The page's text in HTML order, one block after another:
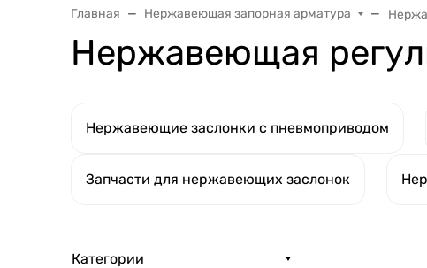
Главная Нержавеющая запорная арматура
Нержавеющая
Нержавеющие заслонки с пневмоприводом
Запчасти для нержавеющих заслонок
Категории